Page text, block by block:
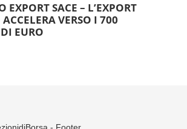
EXPORT SACE – L’EXPORT
VERSO I 700
EURO